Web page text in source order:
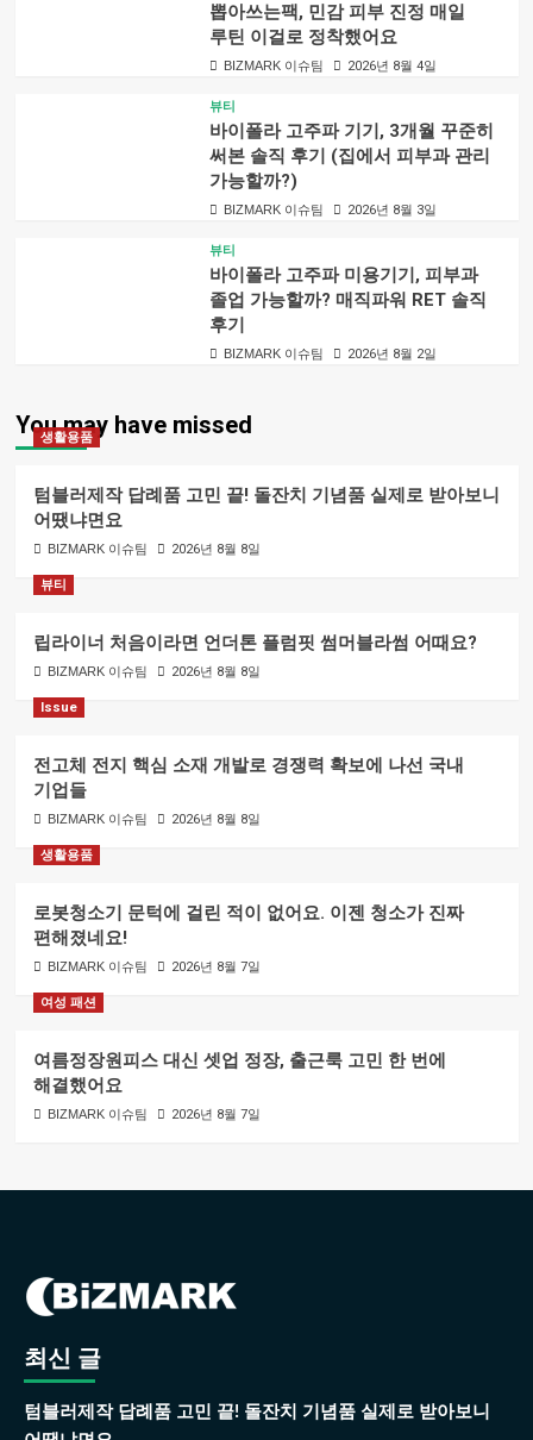
뽑아쓰는팩, 민감 피부 진정 매일
루틴 이걸로 정착했어요
BIZMARK 이슈팀 2026년 8월 4일
뷰티
바이폴라 고주파 기기, 3개월 꾸준히
써본 솔직 후기 (집에서 피부과 관리
가능할까?)
BIZMARK 이슈팀 2026년 8월 3일
뷰티
바이폴라 고주파 미용기기, 피부과
졸업 가능할까? 매직파워 RET 솔직
후기
BIZMARK 이슈팀 2026년 8월 2일
You may have missed
생활용품
텀블러제작 답례품 고민 끝! 돌잔치 기념품 실제로 받아보니
어땠냐면요
BIZMARK 이슈팀 2026년 8월 8일
뷰티
립라이너 처음이라면 언더톤 플럼핏 썸머블라썸 어때요?
BIZMARK 이슈팀 2026년 8월 8일
Issue
전고체 전지 핵심 소재 개발로 경쟁력 확보에 나선 국내
기업들
BIZMARK 이슈팀 2026년 8월 8일
생활용품
로봇청소기 문턱에 걸린 적이 없어요. 이젠 청소가 진짜
편해졌네요!
BIZMARK 이슈팀 2026년 8월 7일
여성 패션
여름정장원피스 대신 셋업 정장, 출근룩 고민 한 번에
해결했어요
BIZMARK 이슈팀 2026년 8월 7일
최신 글
텀블러제작 답례품 고민 끝! 돌잔치 기념품 실제로 받아보니